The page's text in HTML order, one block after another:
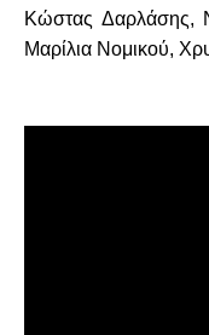
Κώστας Δαρλάσης,
Μαρίλια Νομικού,